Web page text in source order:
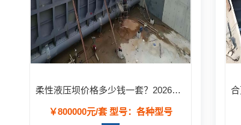
柔性液压坝价格多少钱一套？2026年工程造价明细表
￥800000元/套型号：各种型号